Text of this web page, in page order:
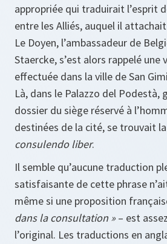
appropriée qui traduirait l’esprit
entre les Alliés, auquel il
Le Doyen, l’ambassadeur de
Staercke, s’est alors rappelé une
effectuée dans la ville de San
Là, dans le Palazzo del Podestà,
dossier du siège réservé à
destinées de la cité, se trouvait
consulendo liber.
Il semble qu’aucune traduction
satisfaisante de cette phrase
même si une proposition
dans la consultation » – est
l’original. Les traductions en